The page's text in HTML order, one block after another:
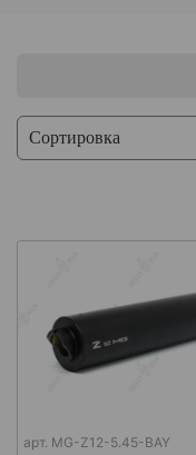
арт. MG-Z12-5.45-BAY